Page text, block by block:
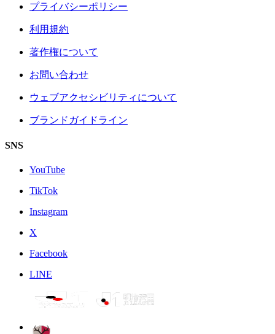
プライバシーポリシー
利用規約
著作権について
お問い合わせ
ウェブアクセシビリティについて
ブランドガイドライン
SNS
YouTube
TikTok
Instagram
X
Facebook
LINE